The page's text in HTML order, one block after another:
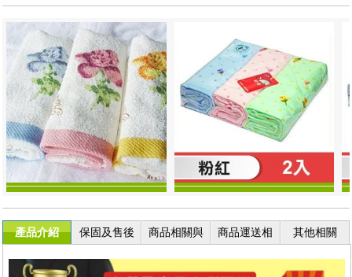
產品介紹
保固及售後
商品相關與
商品運送相
其他相關